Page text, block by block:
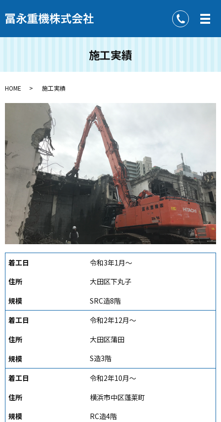
施工実績
HOME 施工実績
令和3年1月～
大田区下丸子
SRC造8階
令和2年12月～
大田区蒲田
S造3階
令和2年10月～
横浜市中区蓬莱町
RC造4階